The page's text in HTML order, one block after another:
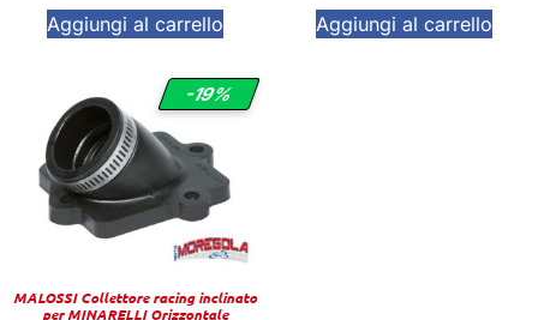
Aggiungi al carrello Aggiungi al carrello
-19%
MALOSSI Collettore racing inclinato
per MINARELLI Orizzontale